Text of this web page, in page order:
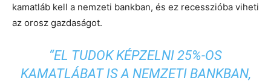
kamatláb kell a nemzeti bankban, és ez recesszióba viheti
az orosz gazdaságot.
“EL TUDOK KÉPZELNI 25%-OS
KAMATLÁBAT IS A NEMZETI BANKBAN,